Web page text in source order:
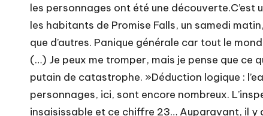
les personnages ont été une découverte.C’est
les habitants de Promise Falls, un samedi
que d’autres. Panique générale car tout le
(…) Je peux me tromper, mais je pense que ce
putain de catastrophe. »Déduction logique :
personnages, ici, sont encore nombreux.
insaisissable et ce chiffre 23… Auparavant, il y